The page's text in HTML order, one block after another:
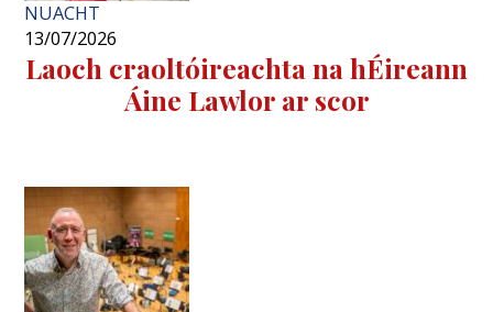
NUACHT
13/07/2026
Laoch craoltóireachta na hÉireann
Áine Lawlor ar scor